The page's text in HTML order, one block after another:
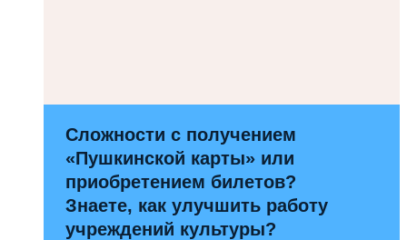
Сложности с получением
«Пушкинской карты» или
приобретением билетов?
Знаете, как улучшить работу
учреждений культуры?